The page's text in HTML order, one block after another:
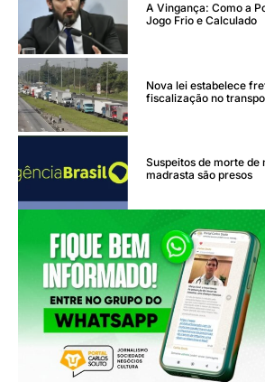
A Vingança: Como a
Jogo Frio e Calculado
Nova lei estabelece
fiscalização no
Suspeitos de morte de
madrasta são presos